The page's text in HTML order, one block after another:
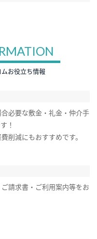
お役立ち情報
必要な敷金・礼金・仲介手
！
削減にもおすすめです。
請求書・ご利用案内等をお